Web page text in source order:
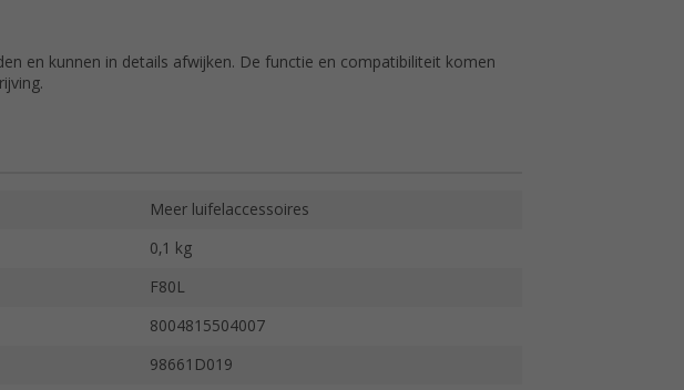
en kunnen in details afwijken. De functie en compatibiliteit komen
Meer luifelaccessoires
0,1 kg
F80L
8004815504007
98661D019